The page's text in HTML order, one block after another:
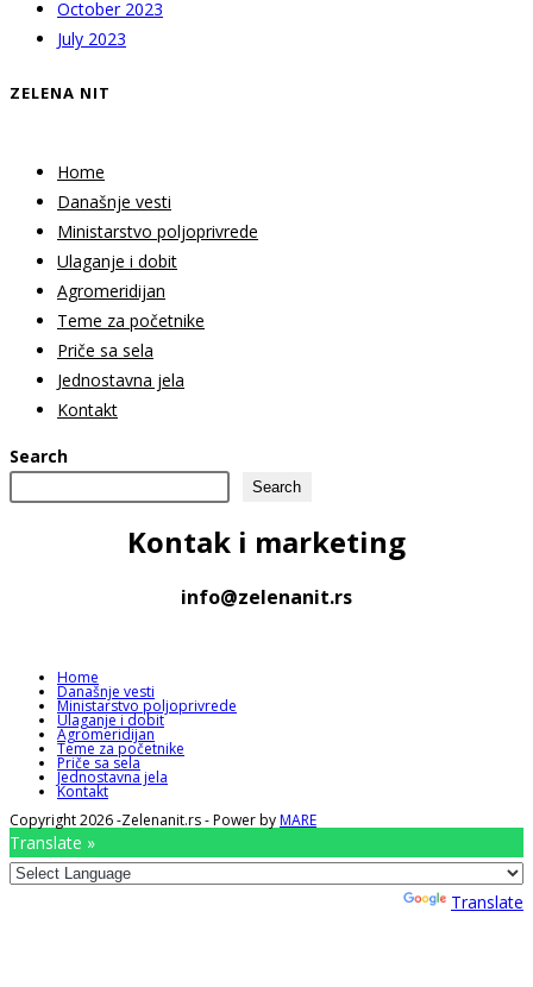
October 2023
July 2023
ZELENA NIT
Home
Današnje vesti
Ministarstvo poljoprivrede
Ulaganje i dobit
Agromeridijan
Teme za početnike
Priče sa sela
Jednostavna jela
Kontakt
Search
Search
Kontak i marketing
info@zelenanit.rs
Home
Današnje vesti
Ministarstvo poljoprivrede
Ulaganje i dobit
Agromeridijan
Teme za početnike
Priče sa sela
Jednostavna jela
Kontakt
Copyright 2026 -Zelenanit.rs - Power byMARE
Translate »
Translate